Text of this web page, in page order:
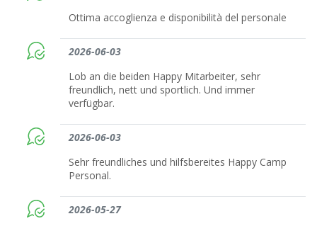
Ottima accoglienza e disponibilità del personale
2026-06-03
Lob an die beiden Happy Mitarbeiter, sehr
freundlich, nett und sportlich. Und immer
verfügbar.
2026-06-03
Sehr freundliches und hilfsbereites Happy Camp
Personal.
2026-05-27